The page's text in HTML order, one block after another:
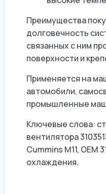
Преимущества
долговечность
связанных с ним
поверхности и
Применяется на
автомобили,
промышленные
Ключевые слова:
вентилятора
Cummins M11, OEM
охлаждения.